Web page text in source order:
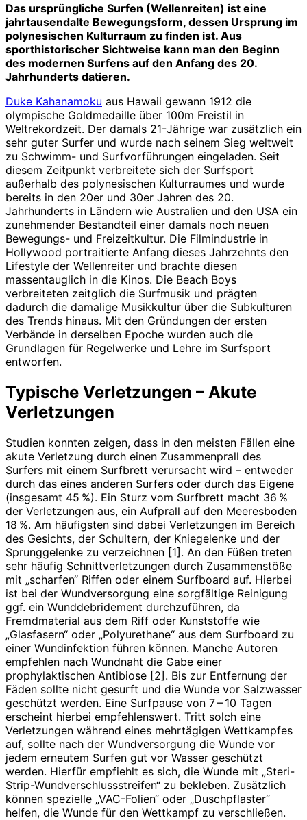
Das ursprüngliche Surfen (Wellenreiten) ist eine
jahrtausendalte Bewegungsform, dessen Ursprung im
polynesischen Kulturraum zu finden ist. Aus
sporthistorischer Sichtweise kann man den Beginn
des modernen Surfens auf den Anfang des 20.
Jahrhunderts datieren.
Duke Kahanamoku aus Hawaii gewann 1912 die
olympische Goldmedaille über 100m Freistil in
Weltrekordzeit. Der damals 21-Jährige war zusätzlich ein
sehr guter Surfer und wurde nach seinem Sieg weltweit
zu Schwimm- und Surfvorführungen eingeladen. Seit
diesem Zeitpunkt verbreitete sich der Surfsport
außerhalb des polynesischen Kulturraumes und wurde
bereits in den 20er und 30er Jahren des 20.
Jahrhunderts in Ländern wie Australien und den USA ein
zunehmender Bestandteil einer damals noch neuen
Bewegungs- und Freizeitkultur. Die Filmindustrie in
Hollywood portraitierte Anfang dieses Jahrzehnts den
Lifestyle der Wellenreiter und brachte diesen
massentauglich in die Kinos. Die Beach Boys
verbreiteten zeitglich die Surfmusik und prägten
dadurch die damalige Musikkultur über die Subkulturen
des Trends hinaus. Mit den Gründungen der ersten
Verbände in derselben Epoche wurden auch die
Grundlagen für Regelwerke und Lehre im Surfsport
entworfen.
Typische Verletzungen – Akute
Verletzungen
Studien konnten zeigen, dass in den meisten Fällen eine
akute Verletzung durch einen Zusammenprall des
Surfers mit einem Surfbrett verursacht wird – entweder
durch das eines anderen Surfers oder durch das Eigene
(insgesamt 45 %). Ein Sturz vom Surfbrett macht 36 %
der Verletzungen aus, ein Aufprall auf den Meeresboden
18 %. Am häufigsten sind ­dabei Verletzungen im Bereich
des Gesichts, der Schultern, der Kniegelenke und der
Sprunggelenke zu verzeichnen [1]. An den Füßen treten
sehr häufig Schnittverletzungen durch Zusammenstöße
mit „scharfen“ Riffen oder einem Surfboard auf. Hierbei
ist bei der Wundversorgung eine sorgfältige ­Reinigung
ggf. ein Wunddebridement durchzuführen, da
Fremdmaterial aus dem Riff oder Kunststoffe wie
„Glasfasern“ oder „Polyurethane“ aus dem Surfboard zu
einer Wund­infektion führen können. Manche Autoren
empfehlen nach Wundnaht die Gabe einer
prophylaktischen Antibiose [2]. Bis zur Entfernung der
Fäden sollte nicht gesurft und die Wunde vor Salzwasser
geschützt werden. Eine Surfpause von 7 – 10 Tagen
erscheint hierbei empfehlenswert. Tritt solch eine
Verletzungen während eines mehrtägigen Wettkampfes
auf, sollte nach der Wundversorgung die Wunde vor
jedem erneutem Surfen gut vor Wasser geschützt
werden. Hierfür empfiehlt es sich, die Wunde mit „Steri-
Strip-Wundverschlussstreifen“ zu bekleben. Zusätzlich
können spezielle „VAC-Folien“ oder „Duschpflaster“
helfen, die Wunde für den Wettkampf zu verschließen.